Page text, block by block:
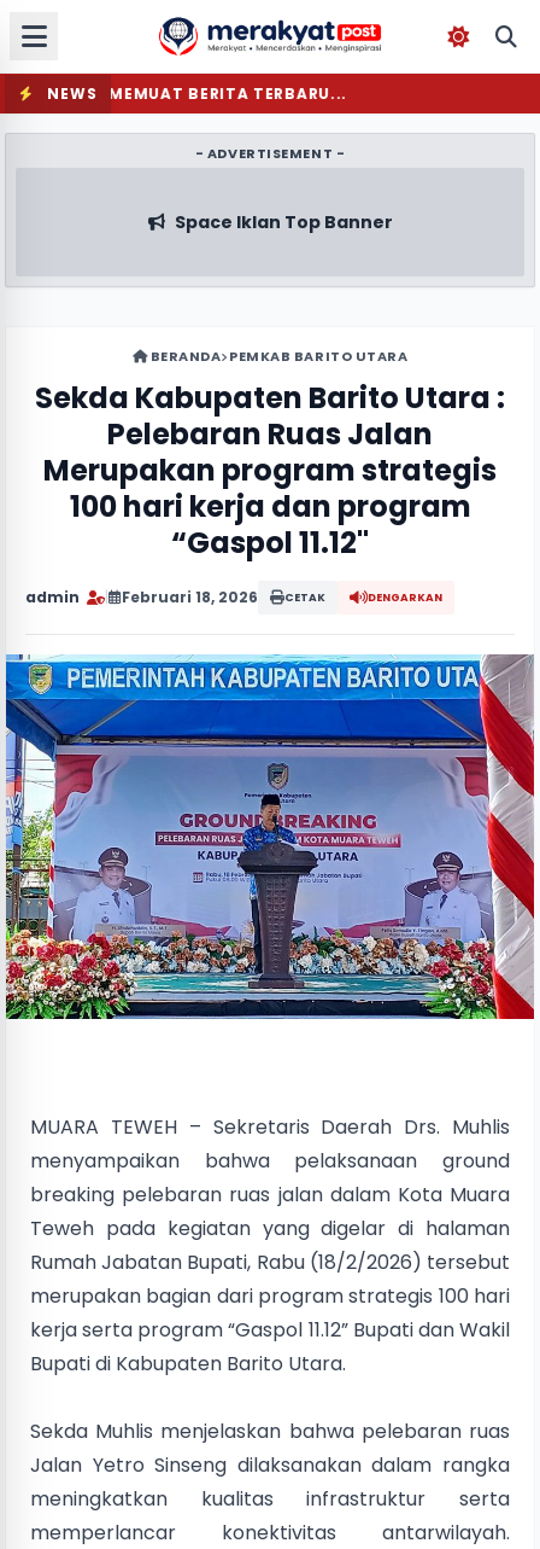
NEWS MEMUAT BERITA TERBARU...
- ADVERTISEMENT -
Space Iklan Top Banner
BERANDA PEMKAB BARITO UTARA
Sekda Kabupaten Barito Utara :
Pelebaran Ruas Jalan
Merupakan program strategis
100 hari kerja dan program
“Gaspol 11.12"
admin Februari 18, 2026 CETAK DENGARKAN
MUARA TEWEH – Sekretaris Daerah Drs. Muhlis
menyampaikan bahwa pelaksanaan ground
breaking pelebaran ruas jalan dalam Kota Muara
Teweh pada kegiatan yang digelar di halaman
Rumah Jabatan Bupati, Rabu (18/2/2026) tersebut
merupakan bagian dari program strategis 100 hari
kerja serta program “Gaspol 11.12” Bupati dan Wakil
Bupati di Kabupaten Barito Utara.
Sekda Muhlis menjelaskan bahwa pelebaran ruas
Jalan Yetro Sinseng dilaksanakan dalam rangka
meningkatkan kualitas infrastruktur serta
memperlancar konektivitas antarwilayah.